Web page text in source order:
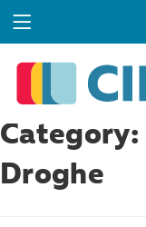
Category:
Droghe